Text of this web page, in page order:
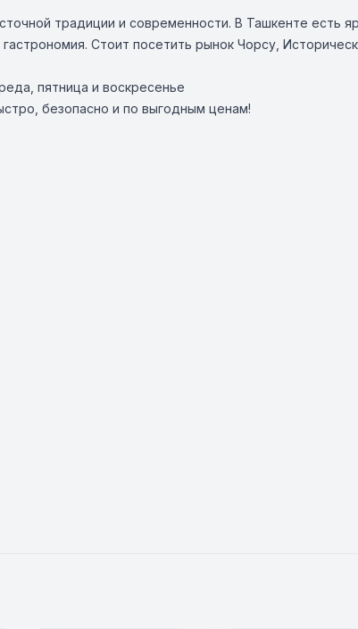
традиции и современности. В Ташкенте есть
Стоит посетить рынок Чорсу,
пятница и воскресенье
безопасно и по выгодным ценам!